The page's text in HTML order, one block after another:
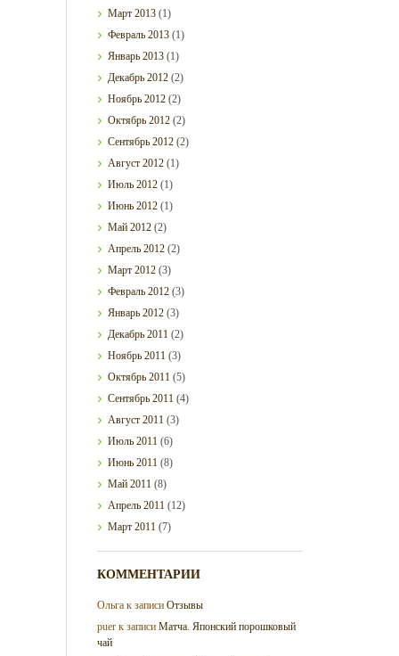
Март2013 (1)
Февраль2013 (1)
Январь2013 (1)
Декабрь2012 (2)
Ноябрь2012 (2)
Октябрь2012 (2)
Сентябрь2012 (2)
Август2012 (1)
Июль2012 (1)
Июнь2012 (1)
Май2012 (2)
Апрель2012 (2)
Март2012 (3)
Февраль2012 (3)
Январь2012 (3)
Декабрь2011 (2)
Ноябрь2011 (3)
Октябрь2011 (5)
Сентябрь2011 (4)
Август2011 (3)
Июль2011 (6)
Июнь2011 (8)
Май2011 (8)
Апрель2011 (12)
Март2011 (7)
КОММЕНТАРИИ
Ольга к записиОтзывы
puer к записиМатча. Японский порошковый
чай